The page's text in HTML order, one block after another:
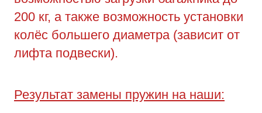
200 кг, а также возможность установки
колёс большего диаметра (зависит от
лифта подвески).
Результат замены пружин на наши: